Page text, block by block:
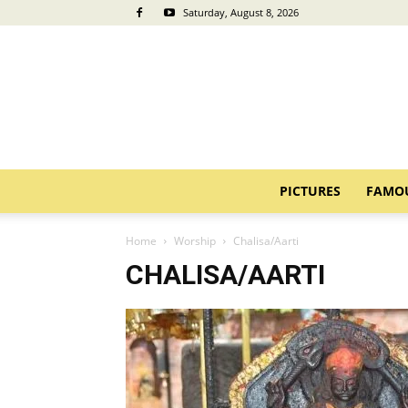
Saturday, August 8, 2026
PICTURES
Home Worship Chalisa/Aarti
CHALISA/AARTI